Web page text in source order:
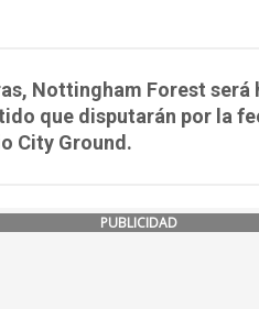
Nottingham Forest
que disputarán por la
City Ground.
PUBLICIDAD